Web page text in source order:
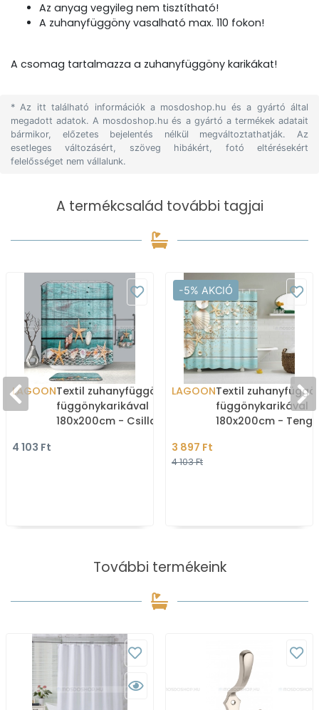
Az anyag vegyileg nem tisztítható!
A zuhanyfüggöny vasalható max. 110 fokon!
A csomag tartalmazza a zuhanyfüggöny karikákat!
* Az itt található információk a mosdoshop.hu és a gyártó által
megadott adatok. A mosdoshop.hu és a gyártó a termékek adatait
bármikor, előzetes bejelentés nélkül megváltoztathatják. Az
esetleges változásért, szöveg hibákért, fotó eltérésekért
felelősséget nem vállalunk.
A termékcsalád további tagjai
LAGOONTextil zuhanyfüggöny
függönykarikával
180x200cm - Csillagok és
4 103 Ft
-5% AKCIÓ
LAGOONTextil
függönykarikával
180x200cm -
3 897 Ft
4 103 Ft
További termékeink